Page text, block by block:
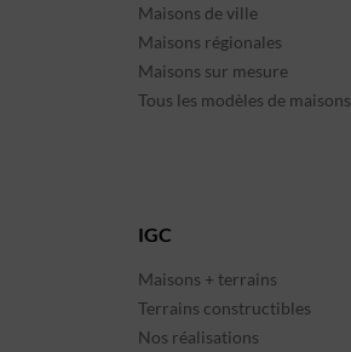
Maisons de ville
Maisons régionales
Maisons sur mesure
Tous les modèles de maisons
IGC
Maisons + terrains
Terrains constructibles
Nos réalisations